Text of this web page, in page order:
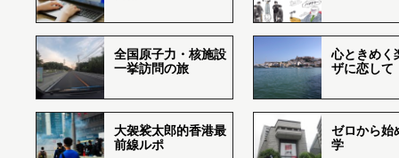
全国原子力・核施設
一挙訪問の旅
心ときめく
ザに恋して
大袈裟太郎的香港最
前線ルポ
ゼロから始
学